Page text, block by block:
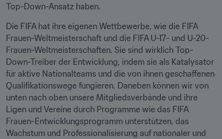
Top-Down-Ansatz haben.
Die FIFA hat ihre eigenen Wettbewerbe, wie die FIFA
Frauen-Weltmeisterschaft und die FIFA U-17- und U-20-
Frauen-Weltmeisterschaften. Sie sind wirklich Top-
Down-Treiber der Entwicklung, indem sie als Katalysator
für aktive Nationalteams und die von ihnen geschaffenen
Qualifikationswege fungieren. Daneben können wir von
unten nach oben unsere Mitgliedsverbände und ihre
Ligen und Vereine durch Programme wie das FIFA
Frauen-Entwicklungsprogramm unterstützen, das
Wachstum und Professionalisierung auf nationaler und